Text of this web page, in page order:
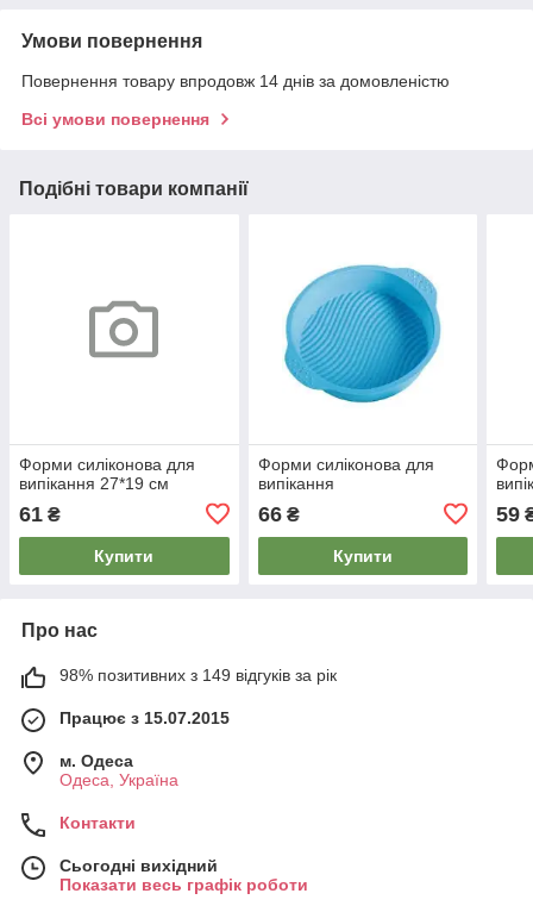
Умови повернення
Повернення товару впродовж 14 днів за домовленістю
Всі умови повернення
Подібні товари компанії
Форми силіконова для
випікання 27*19 см
61 ₴
Купити
Форми силіконова для
випікання
66₴
Купити
59
Про нас
98% позитивних з 149 відгуків за рік
Працює з 15.07.2015
м. Одеса
Одеса, Україна
Контакти
Сьогодні вихідний
Показати весь графік роботи